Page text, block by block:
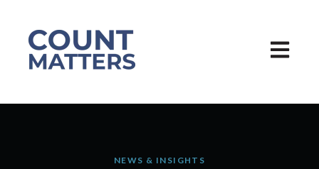
Åpne
NEWS & INSIGHTS